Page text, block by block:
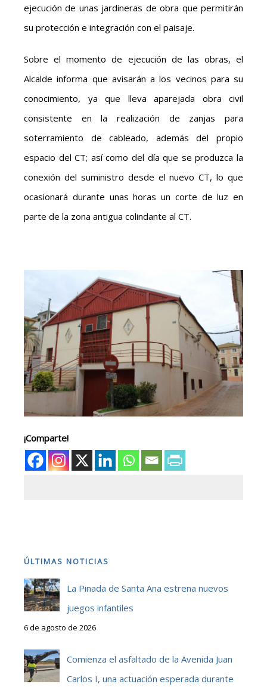
ejecución de unas jardineras de obra que permitirán
su protección e integración con el paisaje.
Sobre el momento de ejecución de las obras, el
Alcalde informa que avisarán a los vecinos para su
conocimiento, ya que lleva aparejada obra civil
consistente en la realización de zanjas para
soterramiento de cableado, además del propio
espacio del CT; así como del día que se produzca la
conexión del suministro desde el nuevo CT, lo que
ocasionará durante unas horas un corte de luz en
parte de la zona antigua colindante al CT.
¡Comparte!
ÚLTIMAS NOTICIAS
La Pinada de Santa Ana estrena nuevos
juegos infantiles
6 de agosto de 2026
Comienza el asfaltado de la Avenida Juan
Carlos I, una actuación esperada durante